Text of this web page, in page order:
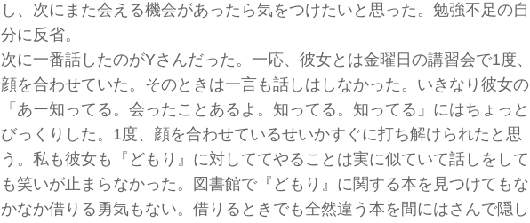
し、次にまた会える機会があったら気をつけたいと思った。勉強不足の自
分に反省。
次に一番話したのがYさんだった。一応、彼女とは金曜日の講習会で1度、
顔を合わせていた。そのときは一言も話しはしなかった。いきなり彼女の
「あー知ってる。会ったことあるよ。知ってる。知ってる」にはちょっと
びっくりした。1度、顔を合わせているせいかすぐに打ち解けられたと思
う。私も彼女も『どもり』に対しててやることは実に似ていて話しをして
も笑いが止まらなかった。図書館で『どもり』に関する本を見つけてもな
かなか借りる勇気もない。借りるときでも全然違う本を間にはさんで隠し